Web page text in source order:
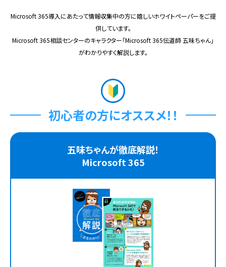
Microsoft 365導入にあたって情報収集中の方に嬉しいホワイトペーパーをご提
供しています。
Microsoft 365相談センターのキャラクター「Microsoft 365伝道師 五味ちゃん」
がわかりやすく解説します。
初心者の方にオススメ！！
五味ちゃんが徹底解説！
Microsoft 365